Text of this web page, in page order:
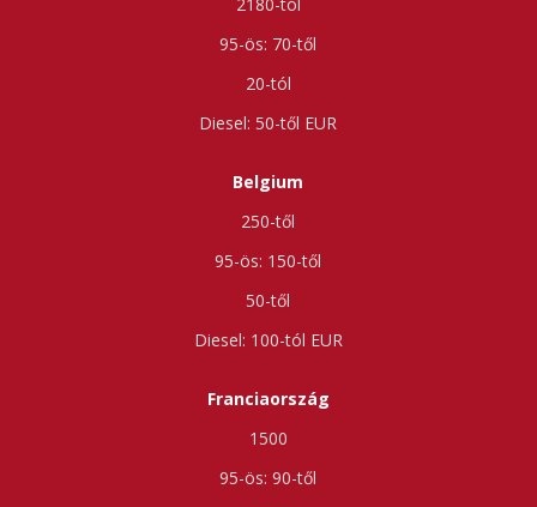
70-től
20-tól
50-től
Belgium
250-től
150-től
50-től
100-tól
Franciaország
1500
90-től